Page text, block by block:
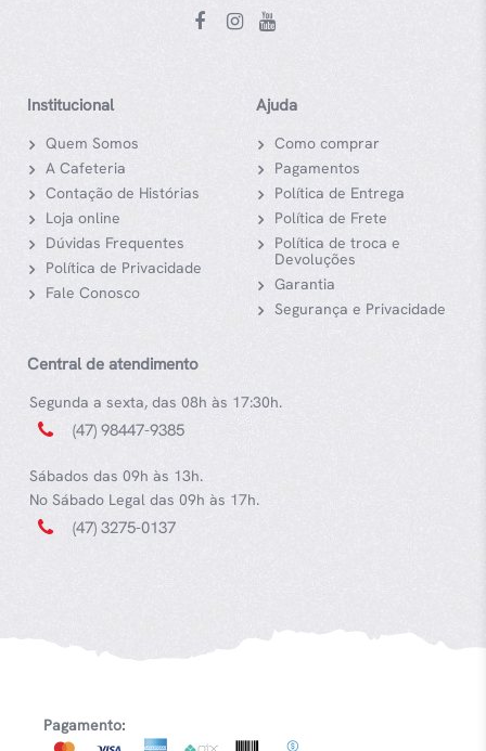
Institucional
Quem Somos
A Cafeteria
Contação de Histórias
Loja online
Dúvidas Frequentes
Política de Privacidade
Fale Conosco
Ajuda
Como comprar
Pagamentos
Política de Entrega
Política de Frete
Política de troca e
Devoluções
Garantia
Segurança e Privacidade
Central de atendimento
Segunda a sexta, das 08h às 17:30h.
(47) 98447-9385
Sábados das 09h às 13h.
No Sábado Legal das 09h às 17h.
(47) 3275-0137
Pagamento: